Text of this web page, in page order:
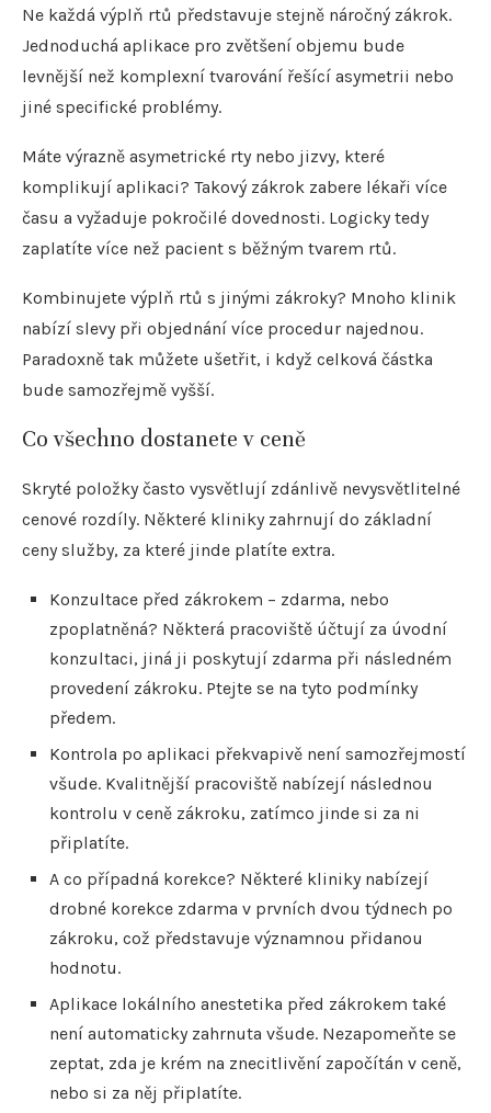
Ne každá výplň rtů představuje stejně náročný zákrok.
Jednoduchá aplikace pro zvětšení objemu bude
levnější než komplexní tvarování řešící asymetrii nebo
jiné specifické problémy.
Máte výrazně asymetrické rty nebo jizvy, které
komplikují aplikaci? Takový zákrok zabere lékaři více
času a vyžaduje pokročilé dovednosti. Logicky tedy
zaplatíte více než pacient s běžným tvarem rtů.
Kombinujete výplň rtů s jinými zákroky? Mnoho klinik
nabízí slevy při objednání více procedur najednou.
Paradoxně tak můžete ušetřit, i když celková částka
bude samozřejmě vyšší.
Co všechno dostanete v ceně
Skryté položky často vysvětlují zdánlivě nevysvětlitelné
cenové rozdíly. Některé kliniky zahrnují do základní
ceny služby, za které jinde platíte extra.
Konzultace před zákrokem – zdarma, nebo
zpoplatněná? Některá pracoviště účtují za úvodní
konzultaci, jiná ji poskytují zdarma při následném
provedení zákroku. Ptejte se na tyto podmínky
předem.
Kontrola po aplikaci překvapivě není samozřejmostí
všude. Kvalitnější pracoviště nabízejí následnou
kontrolu v ceně zákroku, zatímco jinde si za ni
připlatíte.
A co případná korekce? Některé kliniky nabízejí
drobné korekce zdarma v prvních dvou týdnech po
zákroku, což představuje významnou přidanou
hodnotu.
Aplikace lokálního anestetika před zákrokem také
není automaticky zahrnuta všude. Nezapomeňte se
zeptat, zda je krém na znecitlivění započítán v ceně,
nebo si za něj připlatíte.